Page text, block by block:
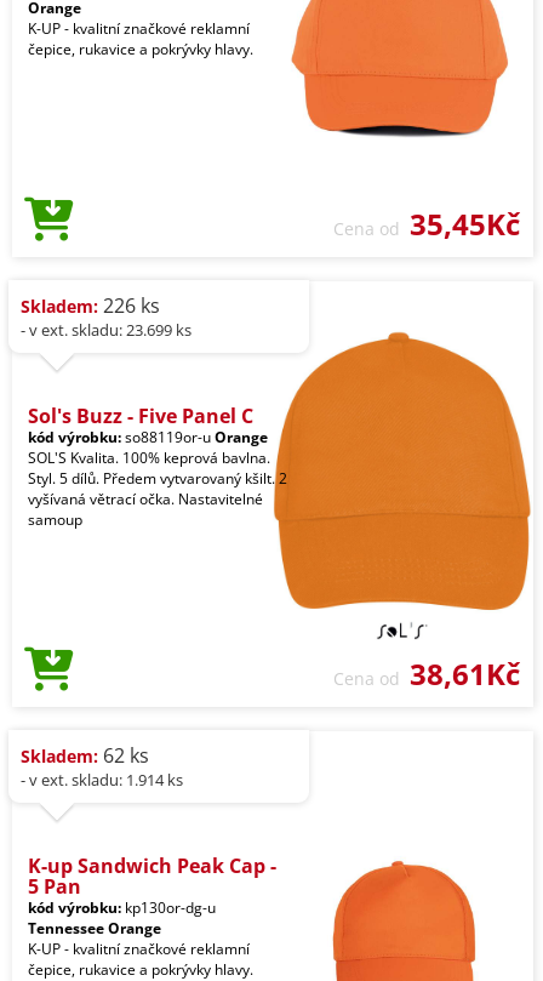
Orange
K-UP - kvalitní značkové reklamní
čepice, rukavice a pokrývky hlavy.
Cena od 35,45Kč
Skladem: 226 ks
- v ext. skladu: 23.699 ks
Sol's Buzz - Five Panel C
kód výrobku:so88119or-uOrange
SOL'S Kvalita. 100% keprová bavlna.
Styl. 5 dílů. Předem vytvarovaný kšilt. 2
vyšívaná větrací očka. Nastavitelné
samoup
Cena od 38,61Kč
Skladem: 62 ks
- v ext. skladu: 1.914 ks
K-up Sandwich Peak Cap -
5 Pan
kód výrobku: kp130or-dg-u
Tennessee Orange
K-UP - kvalitní značkové reklamní
čepice, rukavice a pokrývky hlavy.